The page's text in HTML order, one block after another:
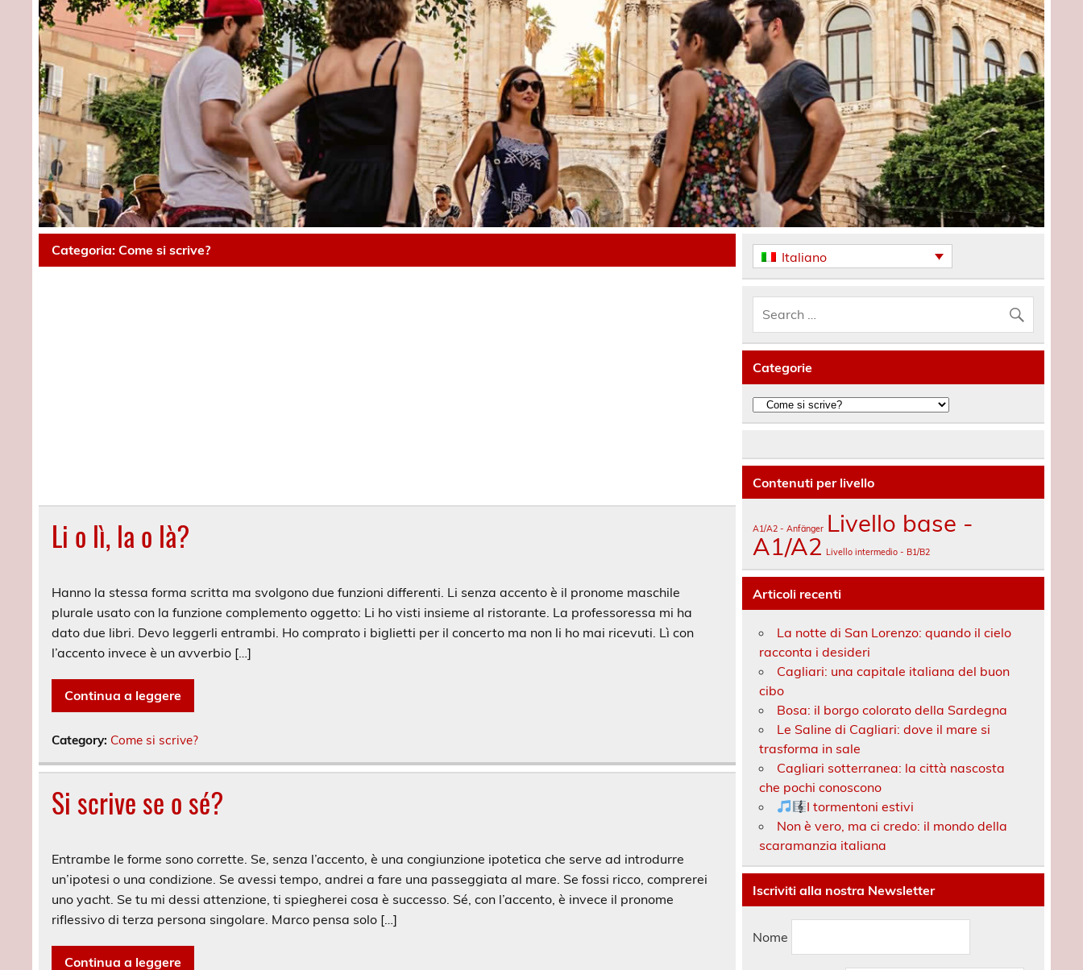
Categoria:Come si scrive?
Li o lì, la o là?
Hanno la stessa forma scritta ma svolgono due funzioni differenti. Li senza accento è il pronome maschile
plurale usato con la funzione complemento oggetto: Li ho visti insieme al ristorante. La professoressa mi ha
dato due libri. Devo leggerli entrambi. Ho comprato i biglietti per il concerto ma non li ho mai ricevuti. Lì con
l’accento invece è un avverbio […]
Continua a leggere
Category: Come si scrive?
Si scrive se o sé?
Entrambe le forme sono corrette. Se, senza l’accento, è una congiunzione ipotetica che serve ad introdurre
un’ipotesi o una condizione. Se avessi tempo, andrei a fare una passeggiata al mare. Se fossi ricco, comprerei
uno yacht. Se tu mi dessi attenzione, ti spiegherei cosa è successo. Sé, con l’accento, è invece il pronome
riflessivo di terza persona singolare. Marco pensa solo […]
Continua a leggere
Italiano
Categorie
Categorie
Contenuti per livello
A1/A2 - Anfänger Livello base -
A1/A2 Livello intermedio - B1/B2
Articoli recenti
La notte di San Lorenzo: quando il cielo
racconta i desideri
Cagliari: una capitale italiana del buon
cibo
Bosa: il borgo colorato della Sardegna
Le Saline di Cagliari: dove il mare si
trasforma in sale
Cagliari sotterranea: la città nascosta
che pochi conoscono
I tormentoni estivi
Non è vero, ma ci credo: il mondo della
scaramanzia italiana
Iscriviti alla nostra Newsletter
Nome